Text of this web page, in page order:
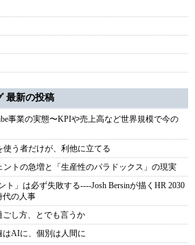
最新の投稿
事業の実態〜KPIや売上高など世界規模で今の
う者だけが、利他に立てる
トの急増と「生産性のパラドックス」の現実
ト」は必ず失敗する----Josh Bersinが描くHR 2030
代の人事
し方、とでも言うか
AIに、個別は人間に